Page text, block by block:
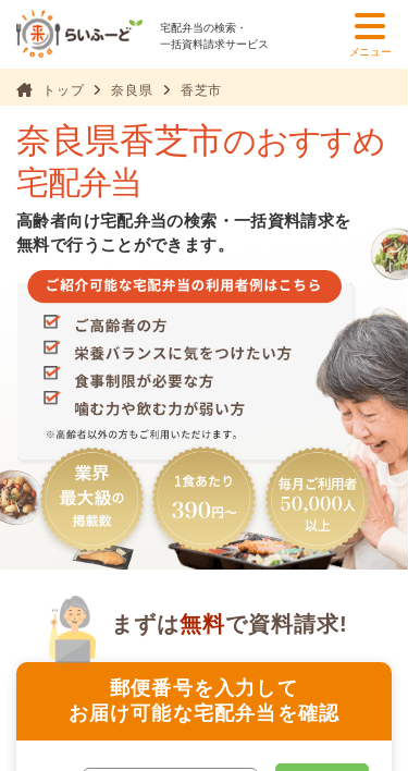
宅配弁当の検索・
一括資料請求サービス
メニュー
トップ 奈良県 香芝市
奈良県香芝市のおすすめ
宅配弁当
高齢者向け宅配弁当の検索・一括資料請求を
無料で行うことができます。
郵便番号を入力して
お届け可能な宅配弁当を確認
まずは無料で資料請求!